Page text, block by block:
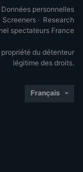
Données personnelles
Screeners · Research
spectateurs France
du détenteur
légitime des droits.
Français